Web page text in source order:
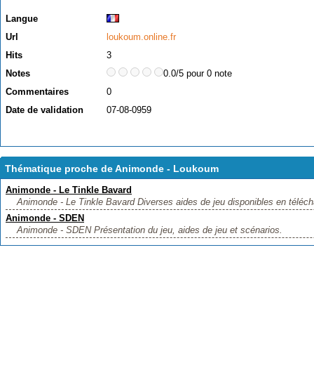
Langue
Url
loukoum.online.fr
Hits
3
Notes
0.0/5 pour 0 note
Commentaires
0
Date de validation
07-08-0959
Thématique proche de Animonde - Loukoum
Animonde - Le Tinkle Bavard
Animonde - Le Tinkle Bavard Diverses aides de jeu disponibles en
Animonde - SDEN
Animonde - SDEN Présentation du jeu, aides de jeu et scénarios.